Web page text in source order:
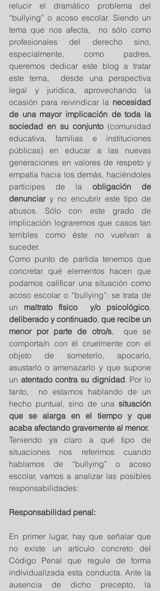
relucir el dramático problema del
“bullying” o acoso escolar. Siendo un
tema que nos afecta,  no sólo como
profesionales del derecho sino,
especialmente, como padres,
queremos dedicar este blog a tratar
este tema,  desde una perspectiva
legal y jurídica, aprovechando la
ocasión para reivindicar la necesidad
de una mayor implicación de toda la
sociedad en su conjunto (comunidad
educativa, familias e instituciones
públicas) en educar a las nuevas
generaciones en valores de respeto y
empatía hacia los demás, haciéndoles
partícipes de la obligación de
denunciar y no encubrir este tipo de
abusos. Sólo con este grado de
implicación lograremos que casos tan
terribles como éste no vuelvan a
suceder.
Como punto de partida tenemos que
concretar qué elementos hacen que
podamos calificar una situación como
acoso escolar o “bullying”: se trata de
un maltrato físico  y/o psicológico
deliberado y continuado, que recibe un
menor por parte de otro/s,  que se
comporta/n con él cruelmente con el
objeto de someterlo, apocarlo,
asustarlo o amenazarlo y que supone
un atentado contra su dignidad. Por lo
tanto,  no estamos hablando de un
hecho puntual, sino de una situación
que se alarga en el tiempo y que
acaba afectando gravemente al menor.
Teniendo ya claro a qué tipo de
situaciones nos referimos cuando
hablamos de “bullying” o acoso
escolar, vamos a analizar las posibles
responsabilidades:
Responsabilidad penal:
En primer lugar, hay que señalar que
no existe un artículo concreto del
Código Penal que regule de forma
individualizada esta conducta. Ante la
ausencia de dicho precepto, la